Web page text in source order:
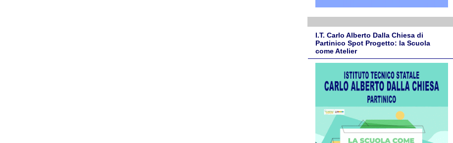
I.T. Carlo Alberto Dalla Chiesa di
Partinico Spot Progetto: la Scuola
come Atelier